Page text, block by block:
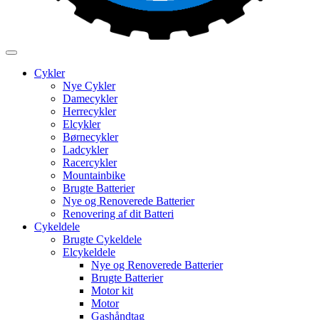
Cykler
Nye Cykler
Damecykler
Herrecykler
Elcykler
Børnecykler
Ladcykler
Racercykler
Mountainbike
Brugte Batterier
Nye og Renoverede Batterier
Renovering af dit Batteri
Cykeldele
Brugte Cykeldele
Elcykeldele
Nye og Renoverede Batterier
Brugte Batterier
Motor kit
Motor
Gashåndtag